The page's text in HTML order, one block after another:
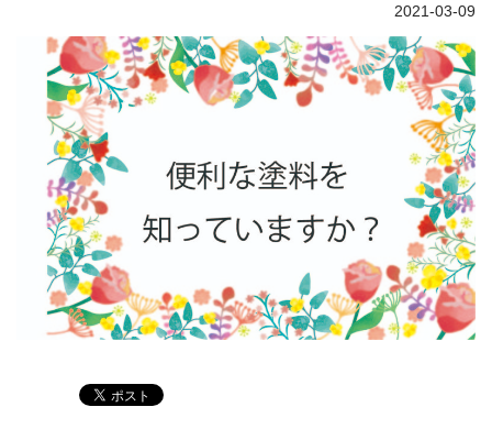
2021-03-09